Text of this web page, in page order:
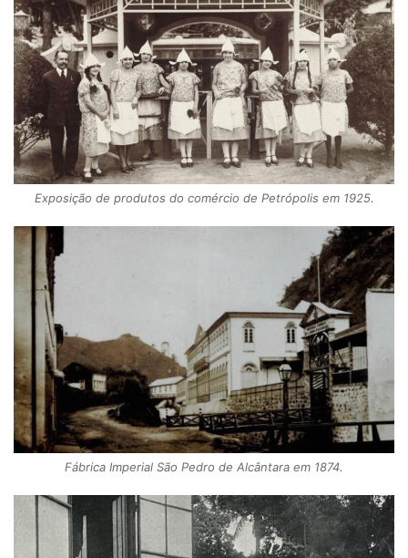
Exposição de produtos do comércio de Petrópolis em 1925.
Fábrica Imperial São Pedro de Alcântara em 1874.